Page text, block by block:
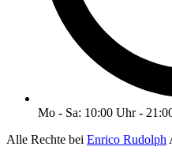
Mo - Sa: 10:00 Uhr -
Alle Rechte bei Enrico Rudolph